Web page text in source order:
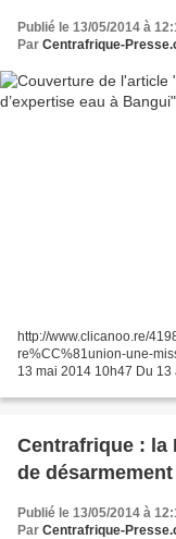
Publié le 13/05/2014 à
Par Centrafrique-
http://www.clicanoo.re/
re%CC%81union-une-
13 mai 2014 10h47 Du 13
Centrafrique : la
de
Publié le 13/05/2014 à
Par Centrafrique-